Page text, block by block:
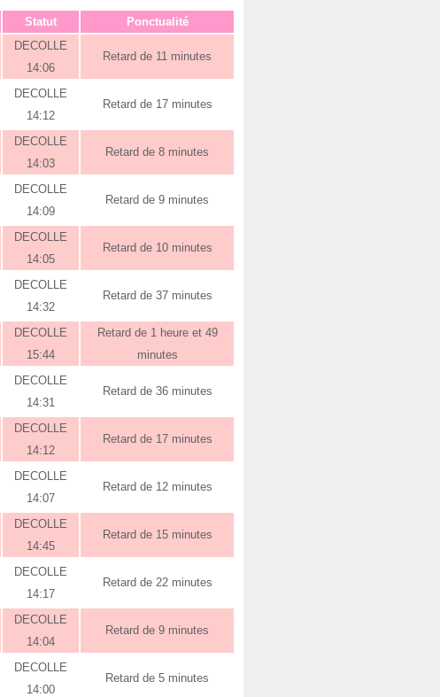
Statut Ponctualité
DECOLLE
14:06
Retard de 11 minutes
DECOLLE
14:12
Retard de 17 minutes
DECOLLE
14:03
Retard de 8 minutes
DECOLLE
14:09
Retard de 9 minutes
DECOLLE
14:05
Retard de 10 minutes
DECOLLE
14:32
Retard de 37 minutes
DECOLLE
15:44
Retard de 1 heure et 49
minutes
DECOLLE
14:31
Retard de 36 minutes
DECOLLE
14:12
Retard de 17 minutes
DECOLLE
14:07
Retard de 12 minutes
DECOLLE
14:45
Retard de 15 minutes
DECOLLE
14:17
Retard de 22 minutes
DECOLLE
14:04
Retard de 9 minutes
DECOLLE
14:00
Retard de 5 minutes